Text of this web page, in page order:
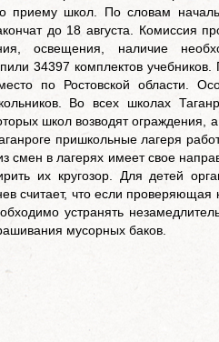
приему школ. По словам
до 18 августа. Комиссия
освещения, наличие
34397 комплектов
по Ростовской области.
Во всех школах
школ возводят ограждения,
пришкольные лагеря
смен в лагерях имеет свое
их кругозор. Для детей
считает, что если проверяющая
устранять
мусорных баков.